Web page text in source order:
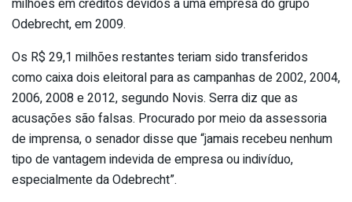
Odebrecht, em 2009.
Os R$ 29,1 milhões restantes teriam sido transferidos
como caixa dois eleitoral para as campanhas de 2002, 2004,
2006, 2008 e 2012, segundo Novis. Serra diz que as
acusações são falsas. Procurado por meio da assessoria
de imprensa, o senador disse que “jamais recebeu nenhum
tipo de vantagem indevida de empresa ou indivíduo,
especialmente da Odebrecht”.